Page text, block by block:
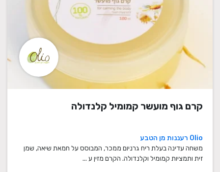
קרם גוף מועשר קמומיל קלנדולה
Olio רעננות מן הטבע
משחה עדינה בעלת ריח גרניום ממכר, המבוסס על חמאת שיאה, שמן
זית ותמציות קמומיל וקלנדולה. הקרם מזין ע ...